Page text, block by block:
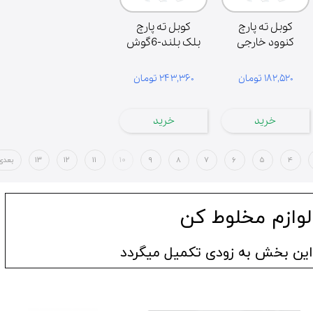
کوبل ته پارچ
کنوود خارجی
۱۸۲,۵۲۰ تومان
خرید
کوبل ته پارچ
بلک بلند-6گوش
۲۴۳,۳۶۰ تومان
خرید
۴ ۵ ۶ ۷ ۸ ۹ ۱۰ ۱۱ ۱۲ ۱۳
لوازم مخلوط کن
این بخش به زودی تکمیل میگردد​​​​​​​